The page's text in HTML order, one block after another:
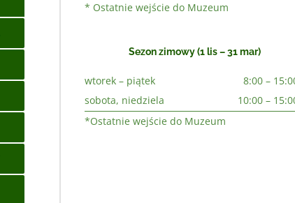
* Ostatnie wejście do Muzeum
Sezon zimowy (1 lis – 31 mar)
wtorek – piątek
sobota, niedziela
8:00 –
10:00 –
*Ostatnie wejście do Muzeum